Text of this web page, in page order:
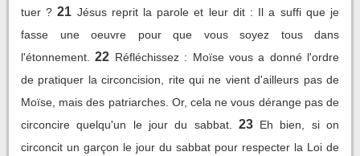
tuer ? 21 Jésus reprit la parole et leur dit : Il a suffi que je
fasse une oeuvre pour que vous soyez tous dans
l'étonnement.
22 Réfléchissez : Moïse vous a donné l'ordre
de pratiquer la circoncision, rite qui ne vient d'ailleurs pas de
Moïse, mais des patriarches. Or, cela ne vous dérange pas de
circoncire quelqu'un le jour du sabbat.
23 Eh bien, si on
circoncit un garçon le jour du sabbat pour respecter la Loi de